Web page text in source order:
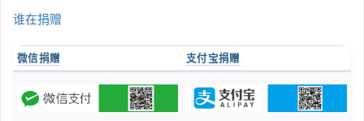
谁在捐赠
微信捐赠 支付宝捐赠